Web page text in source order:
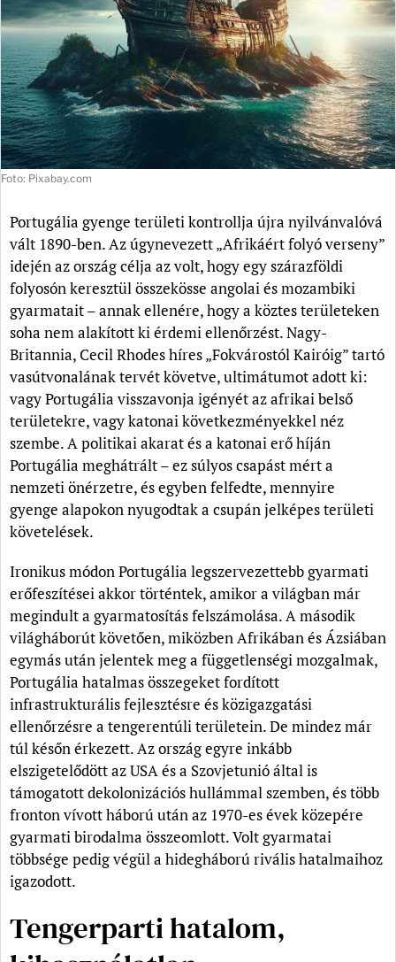
Foto: Pixabay.com
Portugália gyenge területi kontrollja újra nyilvánvalóvá
vált 1890-ben. Az úgynevezett „Afrikáért folyó verseny”
idején az ország célja az volt, hogy egy szárazföldi
folyosón keresztül összekösse angolai és mozambiki
gyarmatait – annak ellenére, hogy a köztes területeken
soha nem alakított ki érdemi ellenőrzést. Nagy-
Britannia, Cecil Rhodes híres „Fokvárostól Kairóig” tartó
vasútvonalának tervét követve, ultimátumot adott ki:
vagy Portugália visszavonja igényét az afrikai belső
területekre, vagy katonai következményekkel néz
szembe. A politikai akarat és a katonai erő híján
Portugália meghátrált – ez súlyos csapást mért a
nemzeti önérzetre, és egyben felfedte, mennyire
gyenge alapokon nyugodtak a csupán jelképes területi
követelések.
Ironikus módon Portugália legszervezettebb gyarmati
erőfeszítései akkor történtek, amikor a világban már
megindult a gyarmatosítás felszámolása. A második
világháborút követően, miközben Afrikában és Ázsiában
egymás után jelentek meg a függetlenségi mozgalmak,
Portugália hatalmas összegeket fordított
infrastrukturális fejlesztésre és közigazgatási
ellenőrzésre a tengerentúli területein. De mindez már
túl későn érkezett. Az ország egyre inkább
elszigetelődött az USA és a Szovjetunió által is
támogatott dekolonizációs hullámmal szemben, és több
fronton vívott háború után az 1970-es évek közepére
gyarmati birodalma összeomlott. Volt gyarmatai
többsége pedig végül a hidegháború rivális hatalmaihoz
igazodott.
Tengerparti hatalom,